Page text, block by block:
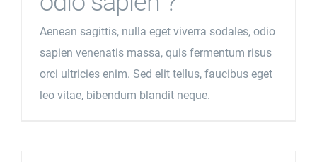
Aenean sagittis, nulla eget viverra sodales, odio
sapien venenatis massa, quis fermentum risus
orci ultricies enim. Sed elit tellus, faucibus eget
leo vitae, bibendum blandit neque.